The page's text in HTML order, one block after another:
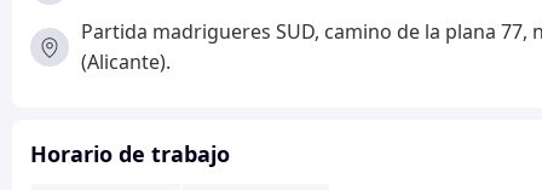
Partida madrigueres SUD, camino de la plana 77,
(Alicante).
Horario de trabajo